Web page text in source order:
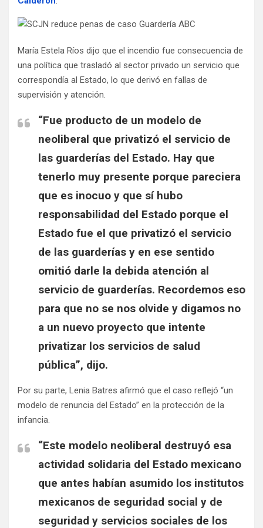
María Estela Ríos dijo que el incendio fue consecuencia de
una política que trasladó al sector privado un servicio que
correspondía al Estado, lo que derivó en fallas de
supervisión y atención.
“Fue producto de un modelo de
neoliberal que privatizó el servicio de
las guarderías del Estado. Hay que
tenerlo muy presente porque pareciera
que es inocuo y que sí hubo
responsabilidad del Estado porque el
Estado fue el que privatizó el servicio
de las guarderías y en ese sentido
omitió darle la debida atención al
servicio de guarderías. Recordemos eso
para que no se nos olvide y digamos no
a un nuevo proyecto que intente
privatizar los servicios de salud
pública”, dijo.
Por su parte, Lenia Batres afirmó que el caso reflejó “un
modelo de renuncia del Estado” en la protección de la
infancia.
“Este modelo neoliberal destruyó esa
actividad solidaria del Estado mexicano
que antes habían asumido los institutos
mexicanos de seguridad social y de
seguridad y servicios sociales de los